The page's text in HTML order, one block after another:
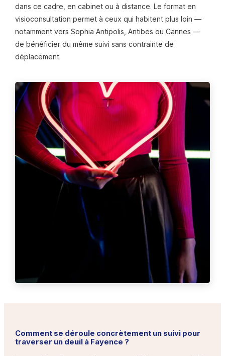
dans ce cadre, en cabinet ou à distance. Le format en
visioconsultation permet à ceux qui habitent plus loin —
notamment vers Sophia Antipolis, Antibes ou Cannes —
de bénéficier du même suivi sans contrainte de
déplacement.
Comment se déroule concrètement un suivi pour
traverser un deuil à Fayence ?